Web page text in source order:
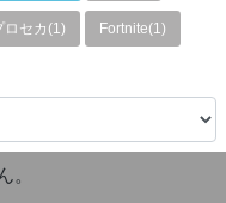
ロセカ(1) Fortnite(1)
。